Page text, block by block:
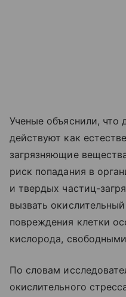
Ученые объяснили, что
действуют как
загрязняющие
риск попадания в
и твердых частиц-
вызвать
повреждения клетки
кислорода,
По словам
окислительного